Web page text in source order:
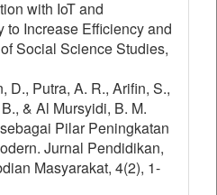
with IoT and
to Increase Efficiency and
Social Science Studies,
D., Putra, A. R., Arifin, S.,
& Al Mursyidi, B. M.
Pilar Peningkatan
Jurnal Pendidikan,
Masyarakat, 4(2), 1-